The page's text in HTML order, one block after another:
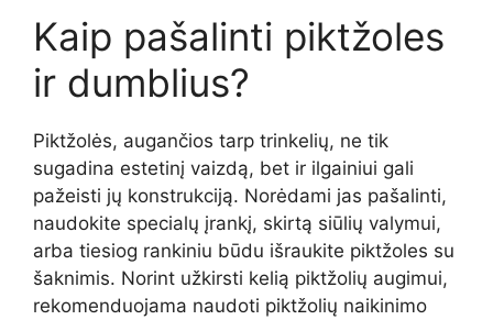
Kaip pašalinti piktžoles
ir dumblius?
Piktžolės, augančios tarp trinkelių, ne tik
sugadina estetinį vaizdą, bet ir ilgainiui gali
pažeisti jų konstrukciją. Norėdami jas pašalinti,
naudokite specialų įrankį, skirtą siūlių valymui,
arba tiesiog rankiniu būdu išraukite piktžoles su
šaknimis. Norint užkirsti kelią piktžolių augimui,
rekomenduojama naudoti piktžolių naikinimo